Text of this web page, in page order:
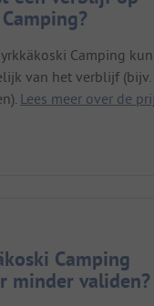
Camping
van het verblijf (bijv.
Lees meer over de
Camping
minder validen?